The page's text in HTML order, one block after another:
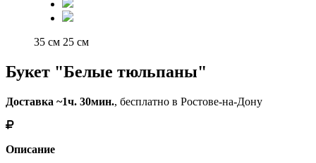
35 см 25 см
Букет "Белые тюльпаны"
Доставка ~1ч. 30мин., бесплатно в Ростове-на-Дону
Описание